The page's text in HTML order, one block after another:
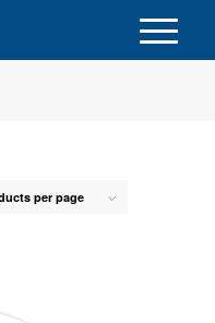
per page